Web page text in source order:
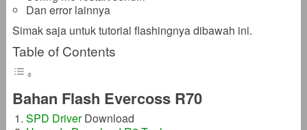
Dan error lainnya
Simak saja untuk tutorial flashingnya dibawah ini.
Table of Contents
Bahan Flash Evercoss R70
SPD DriverDownload